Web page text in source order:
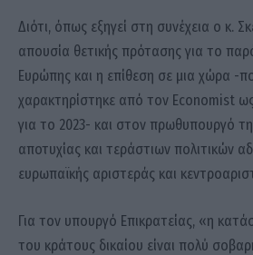
Διότι, όπως εξηγεί στη συνέχεια ο κ.
απουσία θετικής πρότασης για το
Ευρώπης και η επίθεση σε μια χώρα -
χαρακτηρίστηκε από τον Economist
για το 2023- και στον πρωθυπουργό
αποτυχίας και τεράστιων πολιτικών
ευρωπαϊκής αριστεράς και
Για τον υπουργό Επικρατείας, «η
του κράτους δικαίου είναι πολύ